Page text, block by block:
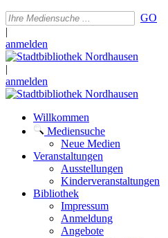
GO
|
anmelden
|
anmelden
Willkommen
Mediensuche
Neue Medien
Veranstaltungen
Ausstellungen
Kinderveranstaltungen
Bibliothek
Impressum
Anmeldung
Angebote